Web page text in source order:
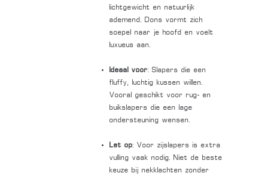
lichtgewicht en natuurlijk
ademend. Dons vormt zich
soepel naar je hoofd en voelt
luxueus aan.
Ideaal voor: Slapers die een
fluffy, luchtig kussen willen.
Vooral geschikt voor rug- en
buikslapers die een lage
ondersteuning wensen.
Let op: Voor zijslapers is extra
vulling vaak nodig. Niet de beste
keuze bij nekklachten zonder